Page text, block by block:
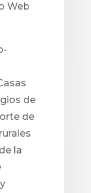
Web
de
de
la